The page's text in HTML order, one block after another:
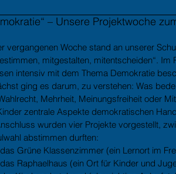
– Unsere Projektwoche
vergangenen Woche stand an unserer
mitgestalten, mitentscheiden“.
intensiv mit dem Thema Demokratie
ging es darum, zu verstehen: Was
Mehrheit, Meinungsfreiheit oder
zentrale Aspekte demokratischen
wurden vier Projekte vorgestellt,
abstimmen durften:
das Grüne Klassenzimmer (ein Lernort im
das Raphaelhaus (ein Ort für Kinder und